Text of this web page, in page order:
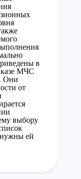
в
МЧС
Они
от
выбору
ей